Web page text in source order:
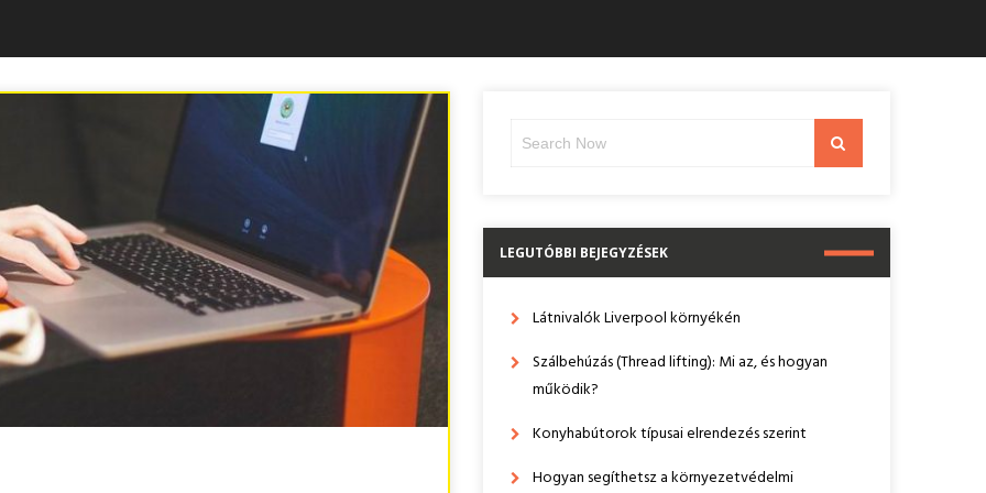
Search
LEGUTÓBBI BEJEGYZÉSEK
Látnivalók Liverpool környékén
Szálbehúzás (Thread lifting): Mi az, és hogyan
működik?
Konyhabútorok típusai elrendezés szerint
Hogyan segíthetsz a környezetvédelmi